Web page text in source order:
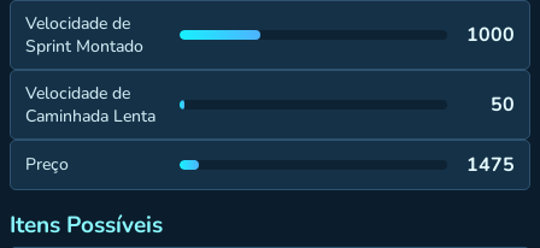
Velocidade de
Sprint Montado
1000
Velocidade de
Caminhada Lenta
50
Preço 1475
Itens Possíveis